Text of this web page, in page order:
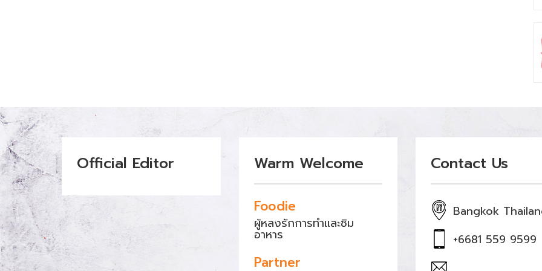
Official Editor Warm Welcome
Foodie
ผู้หลงรักการทำและชิม
อาหาร
Partner
Contact Us
Bangkok
+6681 559 9599